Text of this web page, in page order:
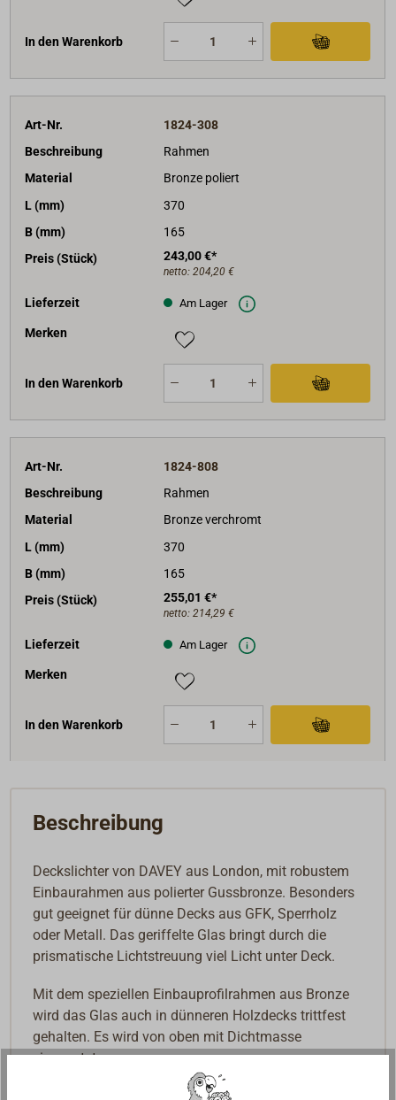
In den Warenkorb
Art-Nr.
1824-308
Beschreibung
Rahmen
Material
Bronze poliert
L (mm)
370
B (mm)
165
Preis (Stück)
243,00 €*
netto: 204,20 €
Lieferzeit Am Lager
Merken
In den Warenkorb
Art-Nr.
1824-808
Beschreibung
Rahmen
Material
Bronze verchromt
L (mm)
370
B (mm)
165
Preis (Stück)
255,01 €*
netto: 214,29 €
Lieferzeit Am Lager
Merken
In den Warenkorb
Beschreibung
Deckslichter von DAVEY aus London, mit robustem
Einbaurahmen aus polierter Gussbronze. Besonders
gut geeignet für dünne Decks aus GFK, Sperrholz
oder Metall. Das geriffelte Glas bringt durch die
prismatische Lichtstreuung viel Licht unter Deck.
Mit dem speziellen Einbauprofilrahmen aus Bronze
wird das Glas auch in dünneren Holzdecks trittfest
gehalten. Es wird von oben mit Dichtmasse
eingesetzt.